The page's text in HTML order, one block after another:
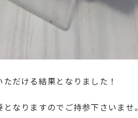
だける結果となりました！
なりますのでご持参下さいませ。